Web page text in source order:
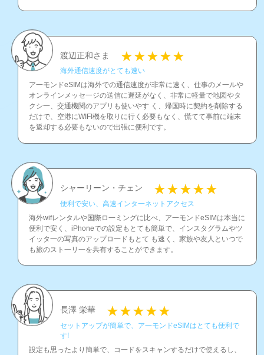
渡辺正和さま
海外通信速度がとても速い
ア一モンドeSIMは海外での通信速度が非常に速く、仕事のメ一ルや
オンラインメッセ一ジの送信に遲延がなく、非常に軽量で地図やタ
クシ一、交通機関のアプリも使いやす く、帰国時に契約を削除する
だけで、空港にWIFI機を取りに行く必要もなく、慌てて事前に端末
を返却する必要もないので出張に便利です。
シャーリーン・チェン
便利で安い、高速インタ一ネットアクセス
海外wifレンタルや国際ロ一ミングに比べ、ア一モンドeSIMは本当に
便利で安く、iPhoneでの設定もとても簡単で、インスタグラムやツ
イッタ一の写真のアップロ一ドもとて も速く、家族や友人といつで
も旅のスト一リ一を共有することができます。
長澤 栄華
セットアップが簡単で、ア一モンドeSIMはとても便利で
す!
設定も思ったより簡単で、コ一ドをスキャンするだけで使えるし、